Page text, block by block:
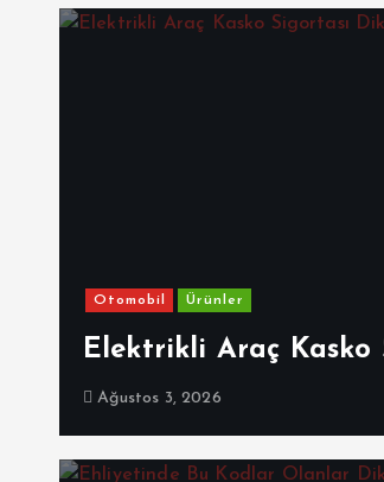
Otomobil Ürünler
Elektrikli Araç Kasko
Ağustos 3, 2026